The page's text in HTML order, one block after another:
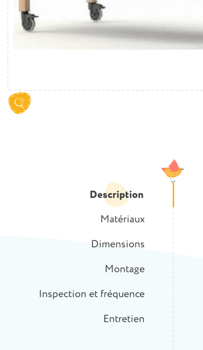
Description
Matériaux
Dimensions
Montage
Inspection et fréquence
Entretien